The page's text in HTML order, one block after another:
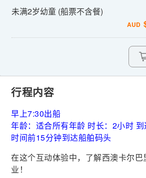
未满2岁幼童 (船票不含餐)
AUD
行程内容
早上7:30出船
年龄：适合所有年龄 时长：2小时
时间前15分钟到达船舶码头
在这个互动体验中，了解西澳卡尔巴
业！